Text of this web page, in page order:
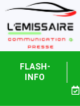
FLASH-
INFO